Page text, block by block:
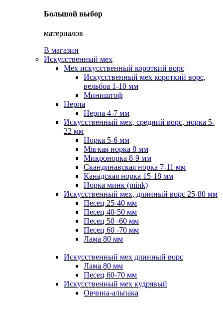
Большой выбор
материалов
В магазин
Искусственный мех
Мех искусственный короткий ворс
Искусственный мех короткий ворс,
вельбоа 1-10 мм
Миништоф
Нерпа
Нерпа 4-7 мм
Искусственный мех, средний ворс, норка 5-
22 мм
Норка 5-6 мм
Мягкая норка 8 мм
Микронорка 8-9 мм
Скандинавская норка 7-11 мм
Канадская норка 15-18 мм
Норка минк (mink)
Искусственный мех, длинный ворс 25-80 мм
Песец 25-40 мм
Песец 40-50 мм
Песец 50 -60 мм
Песец 60 -70 мм
Лама 80 мм
Искусственный мех длинный ворс
Лама 80 мм
Песец 60-70 мм
Искусственный мех кудрявый
Овчина-альпака